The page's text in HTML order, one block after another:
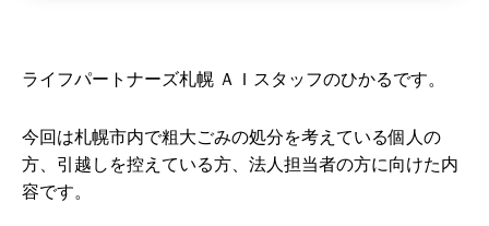
ライフパートナーズ札幌 ＡＩスタッフのひかるです。
今回は札幌市内で粗大ごみの処分を考えている個人の
方、引越しを控えている方、法人担当者の方に向けた内
容です。